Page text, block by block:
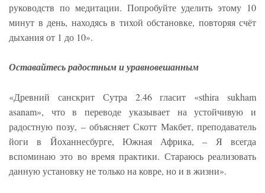
руководств по медитации. Попробуйте уделить этому 10
минут в день, находясь в тихой обстановке, повторяя счёт
дыхания от 1 до 10».
Оставайтесь радостным и уравновешанным
«Древний санскрит Сутра 2.46 гласит «sthira sukham
asanam», что в переводе указывает на устойчивую и
радостную позу, – объясняет Скотт Макбет, преподаватель
йоги в Йоханнесбурге, Южная Африка, – Я всегда
вспоминаю это во время практики. Стараюсь реализовать
данную установку не только на ковре, но и в жизни».